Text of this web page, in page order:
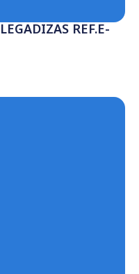
REF.E-